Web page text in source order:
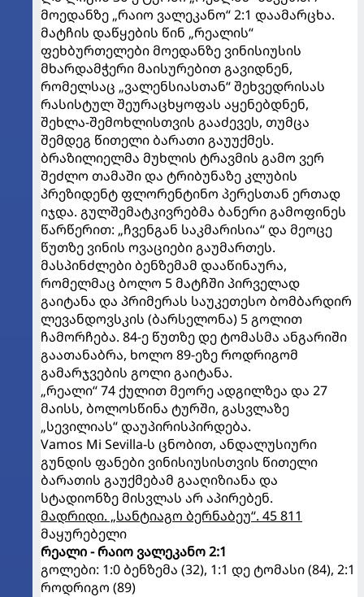
მოედანზე „რაიო ვალეკანო“ 2:1 დაამარცხა.
მატჩის დაწყების წინ „რეალის“
ფეხბურთელები მოედანზე ვინისიუსის
მხარდამჭერი მაისურებით გავიდნენ,
რომელსაც „ვალენსიასთან“ შეხვედრისას
რასისტულ შეურაცხყოფას აყენებდნენ,
შეხლა-შემოხლისთვის გააძევეს, თუმცა
შემდეგ წითელი ბარათი გაუუქმეს.
ბრაზილიელმა მუხლის ტრავმის გამო ვერ
შეძლო თამაში და ტრიბუნაზე კლუბის
პრეზიდენტ ფლორენტინო პერესთან ერთად
იჯდა. გულშემატკივრებმა ბანერი გამოფინეს
წარწერით: „ჩვენგან საკმარისია“ და მეოცე
წუთზე ვინის ოვაციები გაუმართეს.
მასპინძლები ბენზემამ დააწინაურა,
რომელმაც ბოლო 5 მატჩში პირველად
გაიტანა და პრიმერას საუკეთესო ბომბარდირ
ლევანდოვსკის (ბარსელონა) 5 გოლით
ჩამორჩება. 84-ე წუთზე დე ტომასმა ანგარიში
გაათანაბრა, ხოლო 89-ეზე როდრიგომ
გამარჯვების გოლი გაიტანა.
„რეალი“ 74 ქულით მეორე ადგილზეა და 27
მაისს, ბოლოსწინა ტურში, გასვლაზე
„სევილიას“ დაუპირისპირდება.
Vamos Mi Sevilla-ს ცნობით, ანდალუსიური
გუნდის ფანები ვინისიუსისთვის წითელი
ბარათის გაუქმებამ გააღიზიანა და
სტადიონზე მისვლას არ აპირებენ.
მადრიდი. „სანტიაგო ბერნაბეუ“. 45 811
მაყურებელი
რეალი - რაიო ვალეკანო 2:1
გოლები: 1:0 ბენზემა (32), 1:1 დე ტომასი (84), 2:1
როდრიგო (89)